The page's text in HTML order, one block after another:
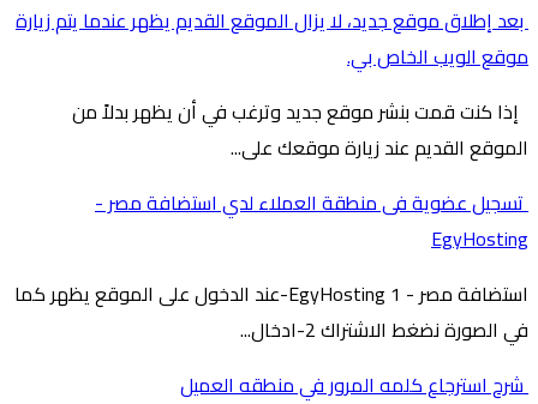
بعد إطلاق موقع جديد، لا يزال الموقع القديم يظهر عندما يتم زيارة
موقع الويب الخاص بي.
إذا كنت قمت بنشر موقع جديد وترغب في أن يظهر بدلاً من
الموقع القديم عند زيارة موقعك على...
تسجيل عضوية فى منطقة العملاء لدي استضافة مصر -
EgyHosting
استضافة مصر - EgyHosting 1-عند الدخول على الموقع يظهر كما
في الصورة نضغط الاشتراك 2-ادخال...
شرح استرجاع كلمه المرور في منطقه العميل